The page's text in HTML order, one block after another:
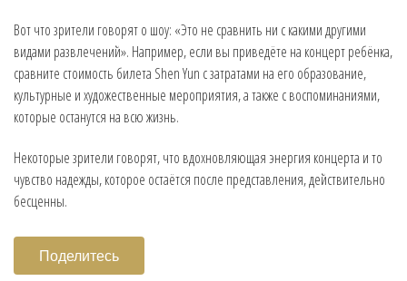
Вот что зрители говорят о шоу: «Это не сравнить ни с какими другими
видами развлечений». Например, если вы приведёте на концерт ребёнка,
сравните стоимость билета Shen Yun с затратами на его образование,
культурные и художественные мероприятия, а также с воспоминаниями,
которые останутся на всю жизнь.
Некоторые зрители говорят, что вдохновляющая энергия концерта и то
чувство надежды, которое остаётся после представления, действительно
бесценны.
Поделитесь